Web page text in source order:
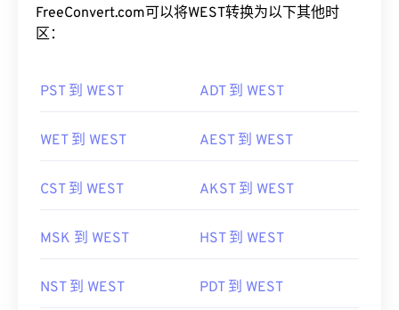
FreeConvert.com可以将WEST转换为以下其他时
区：
PST 到 WEST ADT 到 WEST
WET 到 WEST AEST 到 WEST
CST 到 WEST AKST 到 WEST
MSK 到 WEST HST 到 WEST
NST 到 WEST PDT 到 WEST